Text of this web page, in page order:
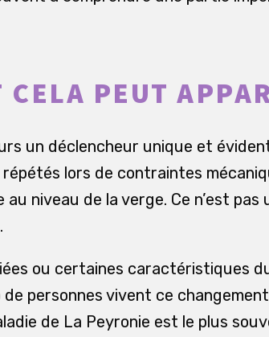
CELA PEUT
un déclencheur unique et
lors de contraintes
niveau de la verge. Ce n’est
ou certaines caractéristiques
personnes vivent ce
de La Peyronie est le plus